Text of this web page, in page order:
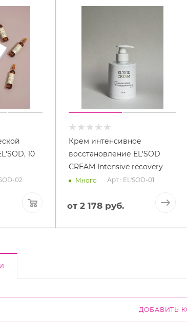
10
02
Крем интенсивное
восстановление EL'SOD
CREAM Intensive recovery
Много Арт.: EL'SOD-01
от 2 178 руб.
ДОБАВИТЬ